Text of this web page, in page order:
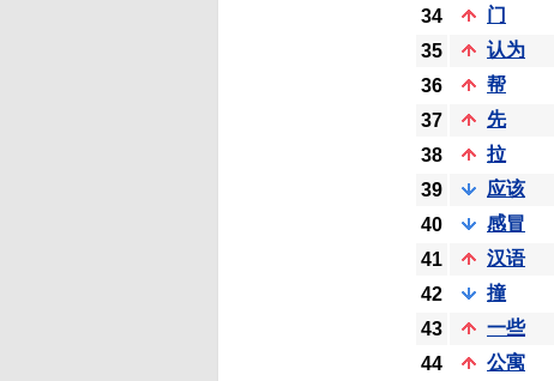
34
门
35
认为
36
帮
37
先
38
拉
39
应该
40
感冒
41
汉语
42
撞
43
一些
44
公寓